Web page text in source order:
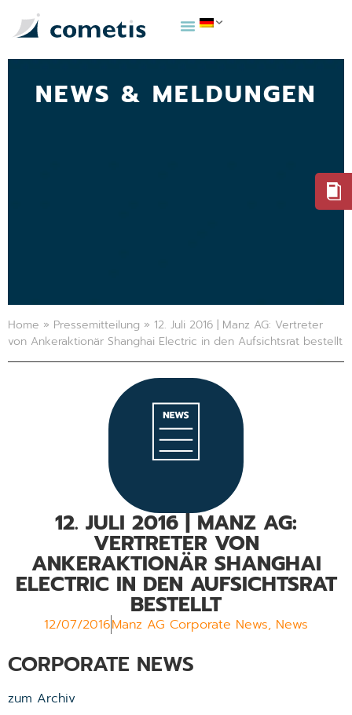
NEWS & MELDUNGEN
Home » Pressemitteilung » 12. Juli 2016 | Manz AG: Vertreter
von Ankeraktionär Shanghai Electric in den Aufsichtsrat bestellt
12. JULI 2016 | MANZ AG:
VERTRETER VON
ANKERAKTIONÄR SHANGHAI
ELECTRIC IN DEN AUFSICHTSRAT
BESTELLT
12/07/2016Manz AG Corporate News, News
CORPORATE NEWS
zum Archiv